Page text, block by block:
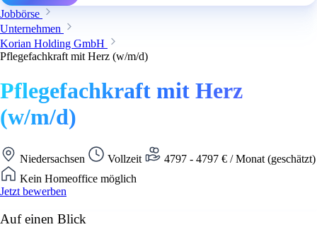
Jobbörse
Unternehmen
Korian Holding GmbH
Pflegefachkraft mit Herz (w/m/d)
Pflegefachkraft mit Herz
(w/m/d)
Niedersachsen Vollzeit
4797 - 4797 € / Monat (geschätzt)
Kein Homeoffice möglich
Jetzt bewerben
Auf einen Blick